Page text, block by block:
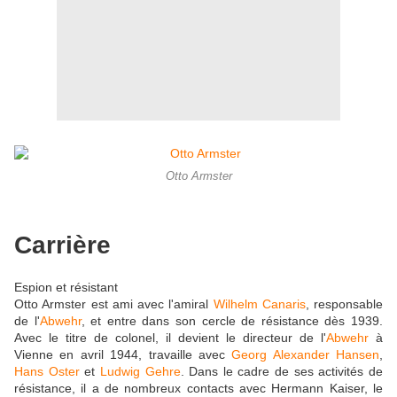
Otto Armster
Carrière
Espion et résistant
Otto Armster est ami avec l'amiral Wilhelm Canaris, responsable
de l'Abwehr, et entre dans son cercle de résistance dès 1939.
Avec le titre de colonel, il devient le directeur de l'Abwehr à
Vienne en avril 1944, travaille avecGeorg Alexander Hansen
Hans Osteret Ludwig Gehre. Dans le cadre de ses activités de
résistance, il a de nombreux contacts avec Hermann Kaiser, le